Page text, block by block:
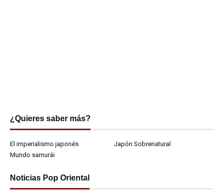
¿Quieres saber más?
El imperialismo japonés
Japón Sobrenatural
Mundo samurái
Noticias Pop Oriental